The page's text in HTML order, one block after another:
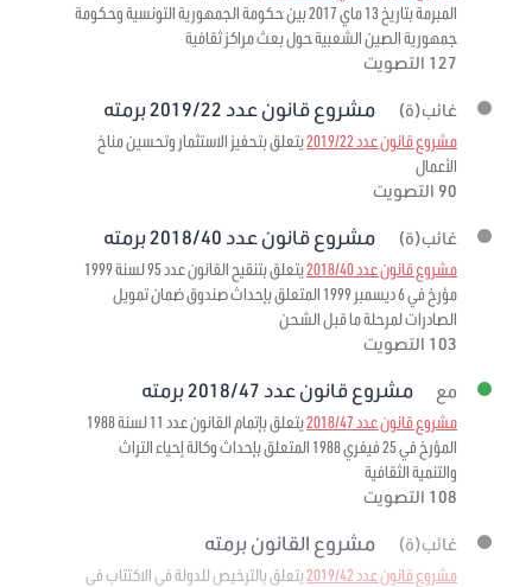
المبرمة بتاريخ 13 ماي 2017 بين حكومة الجمهورية التونسية وحكومة
جمهورية الصين الشعبية حول بعث مراكز ثقافية
127 التصويت
غائب(ة) مشروع قانون عدد 2019/22 برمته
مشروع قانون عدد 2019/22
يتعلق بتحفيز الاستثمار وتحسين مناخ
الأعمال
90 التصويت
غائب(ة) مشروع قانون عدد 2018/40 برمته
مشروع قانون عدد 2018/40
يتعلق بتنقيح القانون عدد 95 لسنة 1999
مؤرخ في 6 ديسمبر 1999 المتعلق بإحداث صندوق ضمان تمويل
الصادرات لمرحلة ما قبل الشحن
103 التصويت
مع مشروع قانون عدد 2018/47 برمته
مشروع قانون عدد 2018/47
يتعلق بإتمام القانون عدد 11 لسنة 1988
المؤرخ في 25 فيفري 1988 المتعلق بإحداث وكالة إحياء التراث
والتنمية الثقافية
108 التصويت
غائب(ة) مشروع القانون برمته
مشروع قانون عدد 2019/42
يتعلق بالترخيص للدولة في الاكتتاب في